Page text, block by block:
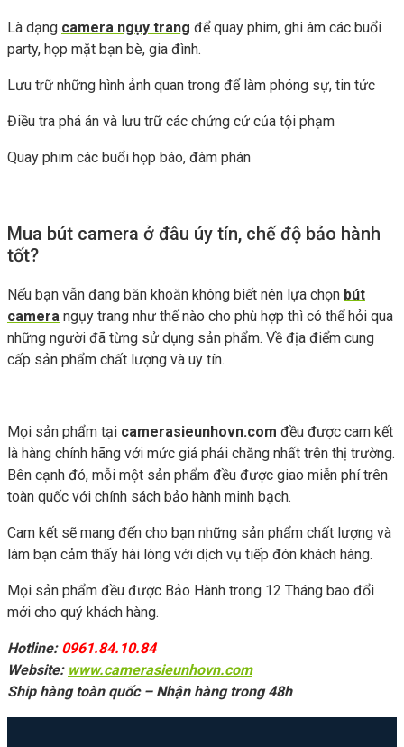
Là dạng camera ngụy trang để quay phim, ghi âm các buổi
party, họp mặt bạn bè, gia đình.
Lưu trữ những hình ảnh quan trong để làm phóng sự, tin tức
Điều tra phá án và lưu trữ các chứng cứ của tội phạm
Quay phim các buổi họp báo, đàm phán
Mua bút camera ở đâu úy tín, chế độ bảo hành
tốt?
Nếu bạn vẫn đang băn khoăn không biết nên lựa chọn bút
camera ngụy trang như thế nào cho phù hợp thì có thể hỏi qua
những người đã từng sử dụng sản phẩm. Về địa điểm cung
cấp sản phẩm chất lượng và uy tín.
Mọi sản phẩm tại camerasieunhovn.com đều được cam kết
là hàng chính hãng với mức giá phải chăng nhất trên thị trường.
Bên cạnh đó, mỗi một sản phẩm đều được giao miễn phí trên
toàn quốc với chính sách bảo hành minh bạch.
Cam kết sẽ mang đến cho bạn những sản phẩm chất lượng và
làm bạn cảm thấy hài lòng với dịch vụ tiếp đón khách hàng.
Mọi sản phẩm đều được Bảo Hành trong 12 Tháng bao đổi
mới cho quý khách hàng.
Hotline: 0961.84.10.84
Website: www.camerasieunhovn.com
Ship hàng toàn quốc – Nhận hàng trong 48h